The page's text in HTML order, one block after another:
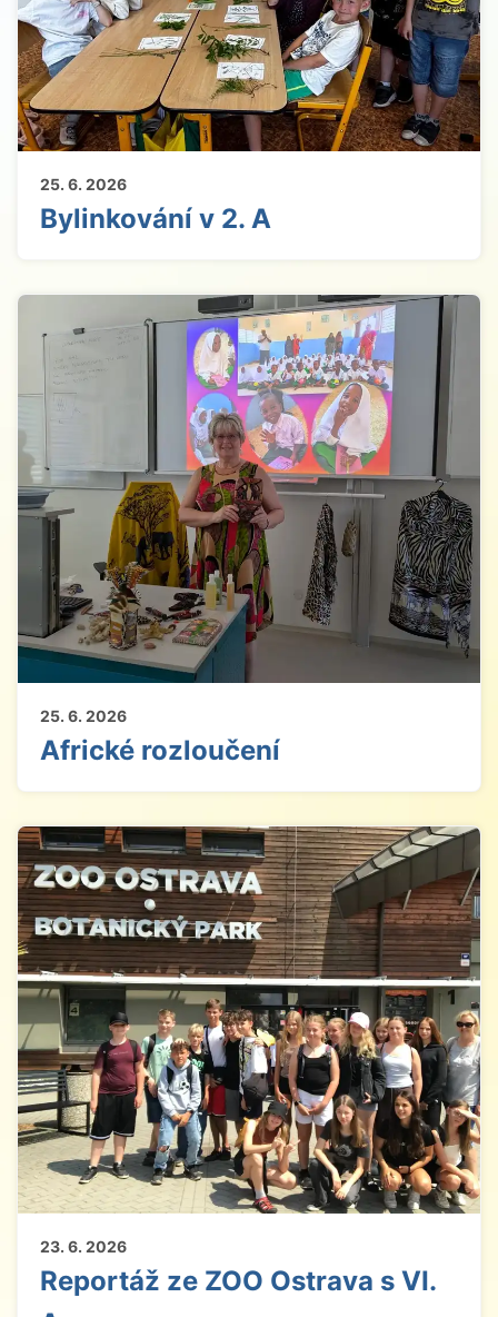
25. 6. 2026
Bylinkování v 2. A
25. 6. 2026
Africké rozloučení
23. 6. 2026
Reportáž ze ZOO Ostrava s VI.